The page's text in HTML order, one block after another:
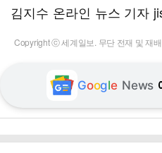
김지수 온라인 뉴스 기자
Copyright ⓒ 세계일보. 무단 전재 및 재
Google News